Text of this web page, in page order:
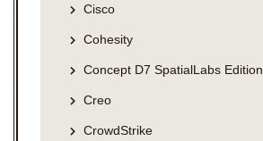
Cisco
Cohesity
Concept D7 SpatialLabs Edition
Creo
CrowdStrike